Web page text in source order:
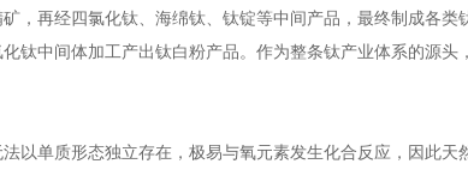
，再经四氯化钛、海绵钛、钛锭等中间产品，最终制成各类
钛中间体加工产出钛白粉产品。作为整条钛产业体系的源头
以单质形态独立存在，极易与氧元素发生化合反应，因此天